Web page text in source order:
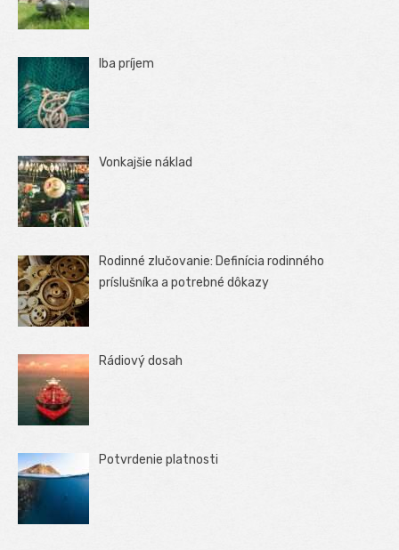
Iba príjem
Vonkajšie náklad
Rodinné zlučovanie: Definícia rodinného
príslušníka a potrebné dôkazy
Rádiový dosah
Potvrdenie platnosti